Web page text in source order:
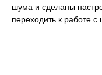
шума и сделаны
переходить к работе